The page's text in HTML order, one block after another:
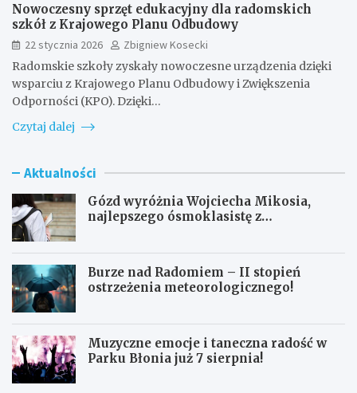
Nowoczesny sprzęt edukacyjny dla radomskich
szkół z Krajowego Planu Odbudowy
22 stycznia 2026
Zbigniew Kosecki
Radomskie szkoły zyskały nowoczesne urządzenia dzięki
wsparciu z Krajowego Planu Odbudowy i Zwiększenia
Odporności (KPO). Dzięki…
Czytaj dalej
Aktualności
Gózd wyróżnia Wojciecha Mikosia,
najlepszego ósmoklasistę z
Burze nad Radomiem – II stopień
ostrzeżenia meteorologicznego!
Muzyczne emocje i taneczna radość w
Parku Błonia już 7 sierpnia!